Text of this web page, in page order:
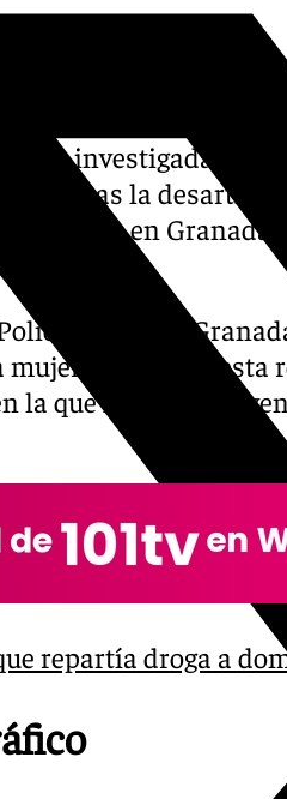
sido investigada por
tras la
destinado en Granada
Local de
mujer como supuesta
la que fueron
repartía droga a